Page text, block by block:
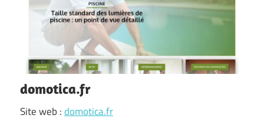
domotica.fr
Site web :domotica.fr